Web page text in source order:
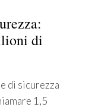
di
di sicurezza
1,5